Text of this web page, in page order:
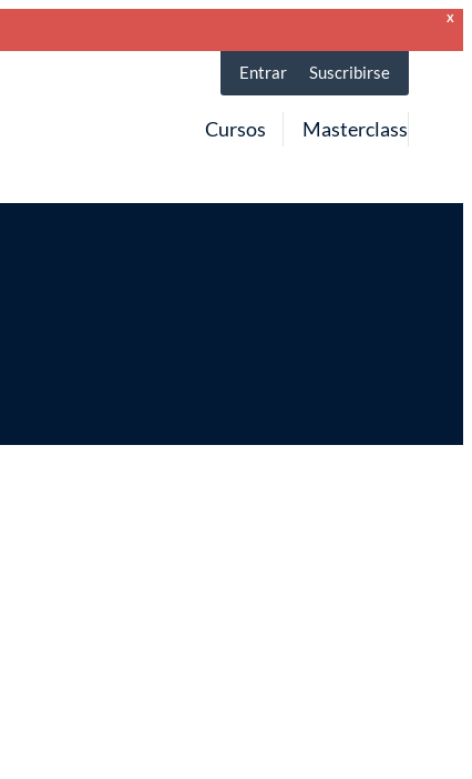
X
Entrar Suscribirse
Cursos Masterclass